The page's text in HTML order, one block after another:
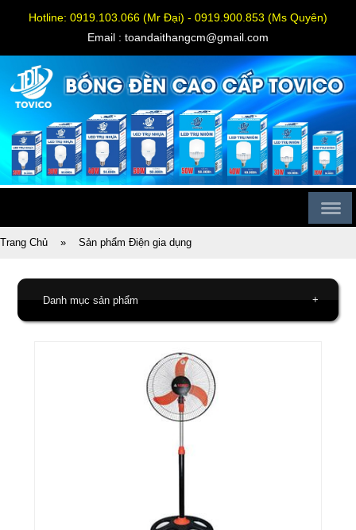
Hotline: 0919.103.066 (Mr Đại) - 0919.900.853 (Ms Quyên)
Email : toandaithangcm@gmail.com
Trang Chủ » Sản phẩm Điện gia dụng
Danh mục sản phẩm +